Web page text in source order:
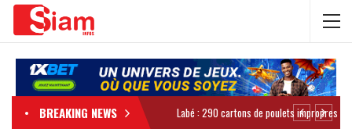
BREAKING NEWS